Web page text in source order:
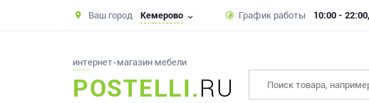
Ваш город Кемерово График работы 10:00 -
интернет-магазин мебели
POSTELLI.RU